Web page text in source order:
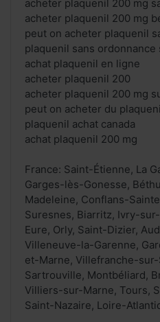
acheter plaquenil 200 mg
acheter plaquenil 200 mg
peut on acheter plaquenil
plaquenil sans ordonnance
achat plaquenil en ligne
acheter plaquenil 200
acheter plaquenil 200 mg
peut on acheter du
plaquenil achat canada
achat plaquenil 200 mg
France: Saint-Étienne, La
Garges-lès-Gonesse,
Madeleine, Conflans-
Suresnes, Biarritz, Ivry-
Eure, Orly, Saint-Dizier,
Villeneuve-la-Garenne,
et-Marne, Villefranche-sur-
Sartrouville, Montbéliard,
Villiers-sur-Marne, Tours,
Saint-Nazaire, Loire-